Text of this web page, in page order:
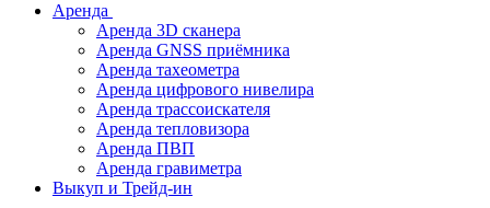
Нивелиры
Теодолиты
Трассоискатели
Неразрушающий
контроль
Аксессуары
Аренда
Аренда 3D сканера
Аренда GNSS приёмника
Аренда тахеометра
Аренда цифрового нивелира
Аренда трассоискателя
Аренда тепловизора
Аренда ПВП
Аренда гравиметра
Выкуп и Трейд-ин